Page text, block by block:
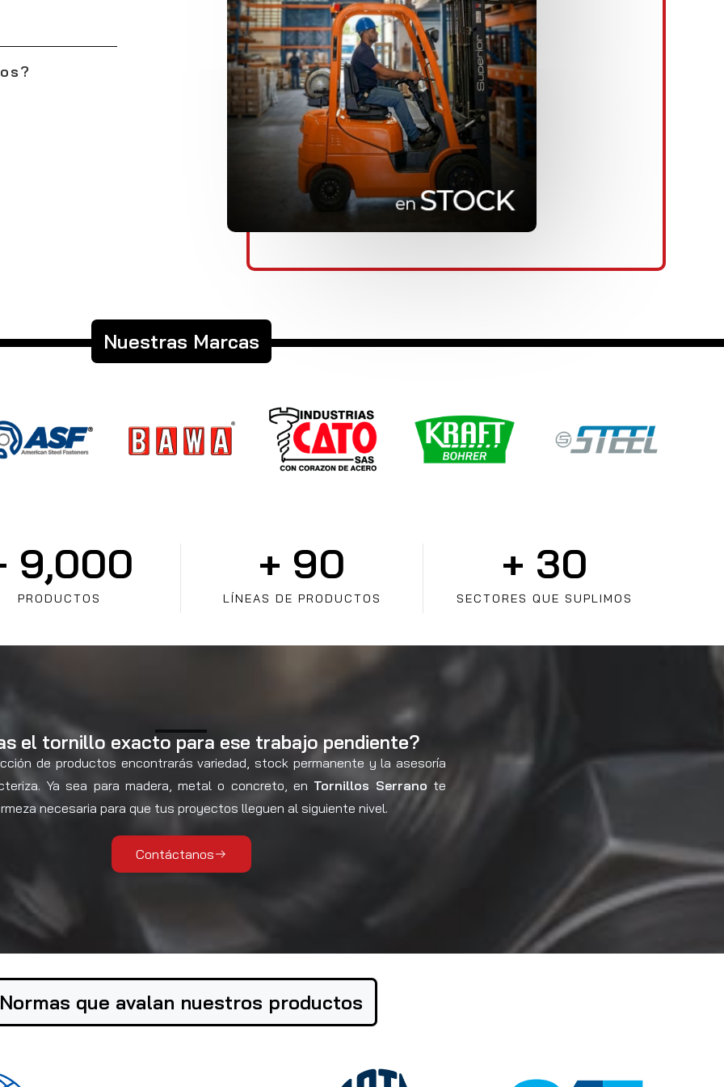
Nuestras Marcas
PRODUCTOS
9,000
LÍNEAS DE PRODUCTOS
+ 90
SECTORES QUE SUPLIMOS
+ 30
el tornillo exacto para ese trabajo pendiente?
de productos encontrarás variedad, stock permanente y la asesoría
Ya sea para madera, metal o concreto, en Tornillos Serrano te
necesaria para que tus proyectos lleguen al siguiente nivel.
Contáctanos
Normas que avalan nuestros productos